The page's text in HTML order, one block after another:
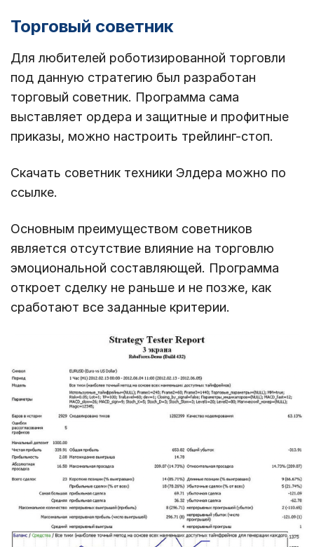
Торговый советник
Для любителей роботизированной торговли
под данную стратегию был разработан
торговый советник. Программа сама
выставляет ордера и защитные и профитные
приказы, можно настроить трейлинг-стоп.
Скачать советник техники Элдера можно по
ссылке.
Основным преимуществом советников
является отсутствие влияние на торговлю
эмоциональной составляющей. Программа
откроет сделку не раньше и не позже, как
сработают все заданные критерии.